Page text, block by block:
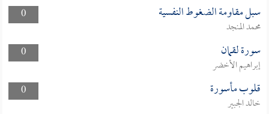
0 سبل مقاومة الضغوط النفسية
محمد المنجد
0
سورة لقمان
إبراهيم الأخضر
0
قلوب مأسورة
خالد الجبير